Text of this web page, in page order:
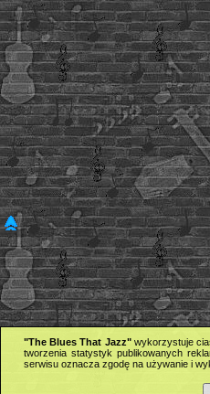
"The Blues That Jazz"wykorzystuje
tworzenia statystyk publikowanych
serwisu oznacza zgodę na używanie i